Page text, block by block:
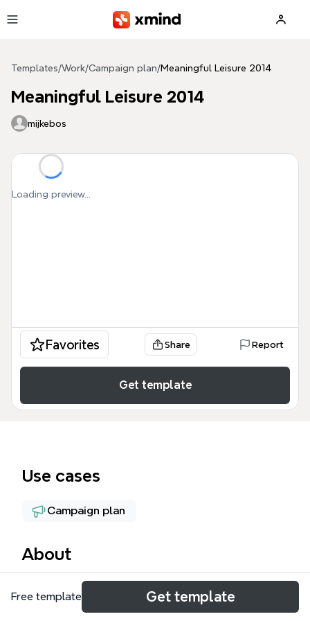
Templates/Work/Campaign plan/Meaningful Leisure 2014
Meaningful Leisure 2014
mijkebos
Loading preview...
Favorites Share Report
Get template
Use cases
Campaign plan
About
De 'Meaningful Leisure 2014' mind map is een
strategisch planningsinstrument voor het
Free template Get template